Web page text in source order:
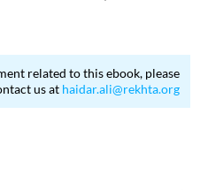
related to this ebook, please
us at haidar.ali@rekhta.org